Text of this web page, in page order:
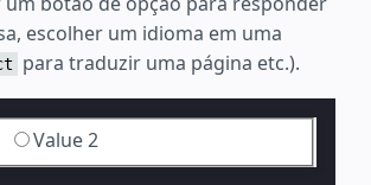
escolher um idioma em uma
para traduzir uma página etc.).
Value 2